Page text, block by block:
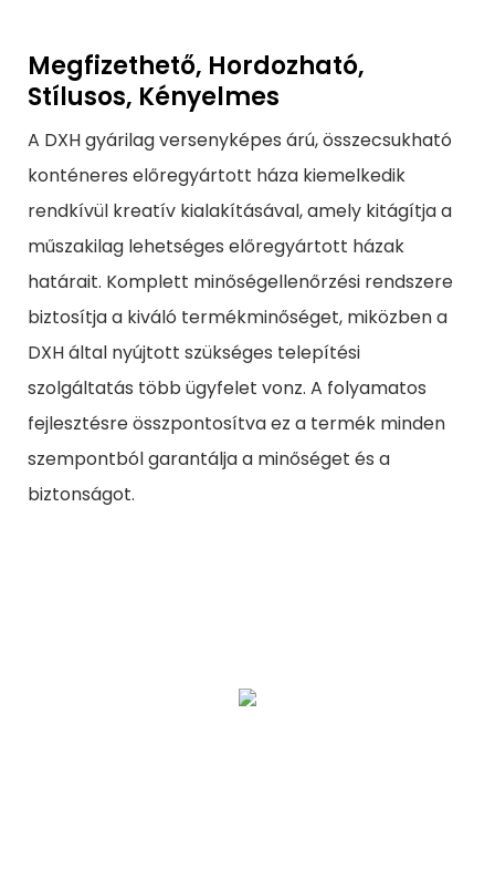
Megfizethető, Hordozható,
Stílusos, Kényelmes
A DXH gyárilag versenyképes árú, összecsukható
konténeres előregyártott háza kiemelkedik
rendkívül kreatív kialakításával, amely kitágítja a
műszakilag lehetséges előregyártott házak
határait. Komplett minőségellenőrzési rendszere
biztosítja a kiváló termékminőséget, miközben a
DXH által nyújtott szükséges telepítési
szolgáltatás több ügyfelet vonz. A folyamatos
fejlesztésre összpontosítva ez a termék minden
szempontból garantálja a minőséget és a
biztonságot.